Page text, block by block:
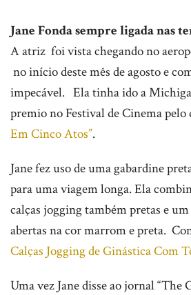
Jane Fonda sempre ligada nas
A atriz foi vista chegando no
no início deste mês de agosto e
impecável. Ela tinha ido a
premio no Festival de Cinema
Em Cinco Atos”.
Jane fez uso de uma gabardine
para uma viagem longa. Ela
calças jogging também pretas e
abertas na cor marrom e preta.
Calças Jogging de Ginástica Com
Uma vez Jane disse ao jornal “The